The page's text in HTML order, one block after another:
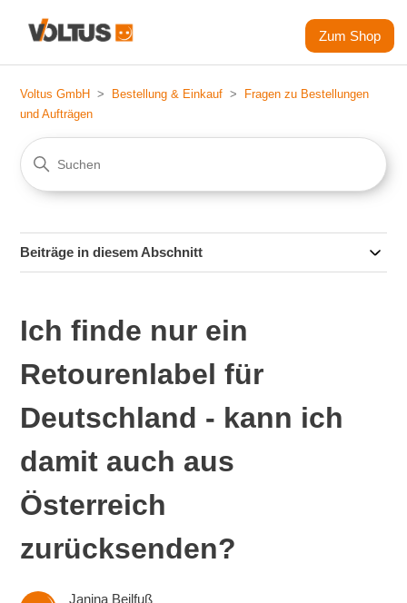
Zum Shop
Voltus GmbH Bestellung & Einkauf
Fragen zu Bestellungen
und Aufträgen
Beiträge in diesem Abschnitt
Ich finde nur ein
Retourenlabel für
Deutschland - kann ich
damit auch aus
Österreich
zurücksenden?
Janina Beilfuß